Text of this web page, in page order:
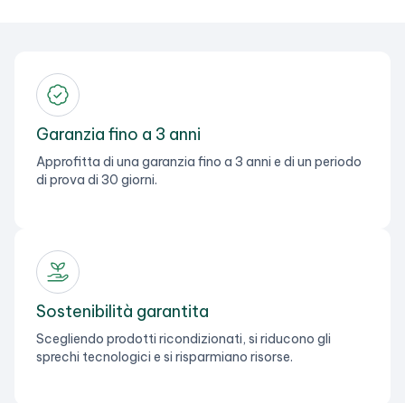
Garanzia fino a 3 anni
Approfitta di una garanzia fino a 3 anni e di un periodo
di prova di 30 giorni.
Sostenibilità garantita
Scegliendo prodotti ricondizionati, si riducono gli
sprechi tecnologici e si risparmiano risorse.